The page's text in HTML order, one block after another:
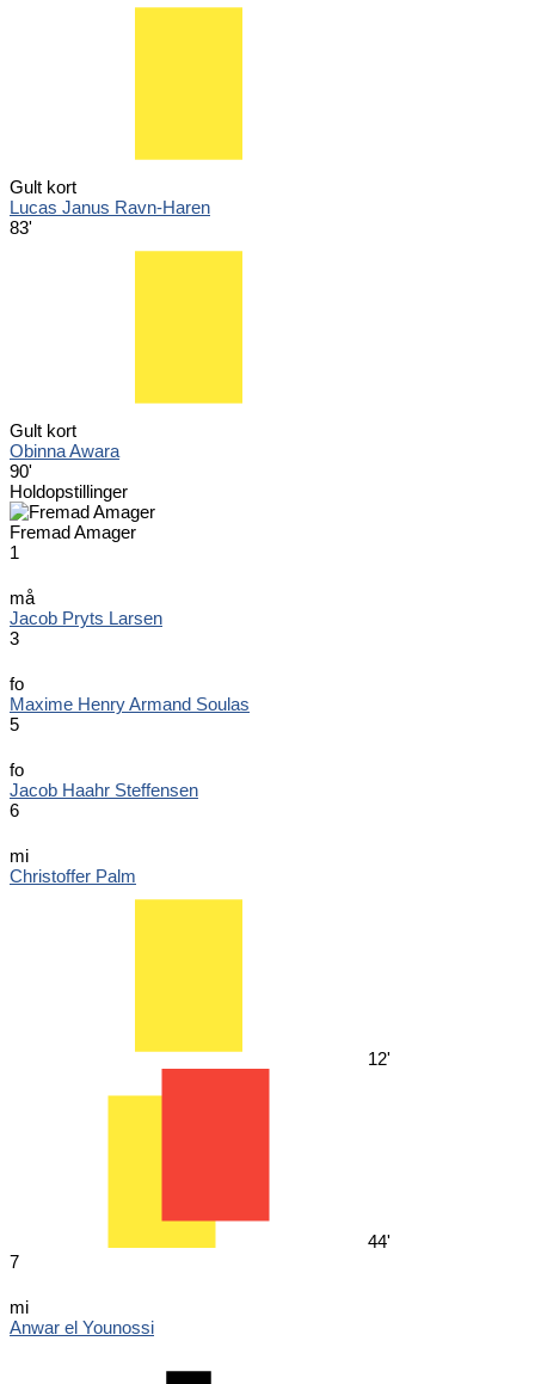
Gult kort
Lucas Janus Ravn-Haren
83'
Gult kort
Obinna Awara
90'
Holdopstillinger
Fremad Amager
1
må
Jacob Pryts Larsen
3
fo
Maxime Henry Armand Soulas
5
fo
Jacob Haahr Steffensen
6
mi
Christoffer Palm
12'
44'
7
mi
Anwar el Younossi